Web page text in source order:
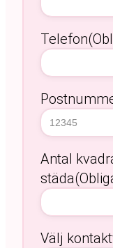
Telefon
Antal
städa
Välj